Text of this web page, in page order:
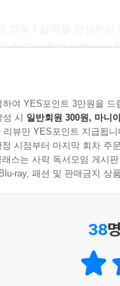
학교 시험에 완벽 대비
수 있도록 알차고 친절
여 YES포인트 3만원을 드
시 일반회원 300원, 마니
뷰만 YES포인트 지급됩니
시점부터 마지막 회차 주
스는 사락 독서모임 게시
ray, 패션 및 판매금지 상
38